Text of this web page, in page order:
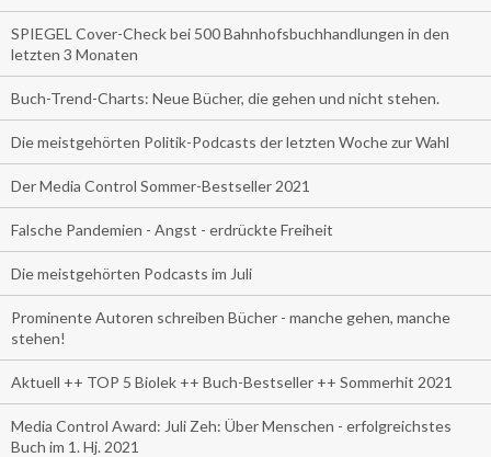
SPIEGEL Cover-Check bei 500 Bahnhofsbuchhandlungen in den
letzten 3 Monaten
Buch-Trend-Charts: Neue Bücher, die gehen und nicht stehen.
Die meistgehörten Politik-Podcasts der letzten Woche zur Wahl
Der Media Control Sommer-Bestseller 2021
Falsche Pandemien - Angst - erdrückte Freiheit
Die meistgehörten Podcasts im Juli
Prominente Autoren schreiben Bücher - manche gehen, manche
stehen!
Aktuell ++ TOP 5 Biolek ++ Buch-Bestseller ++ Sommerhit 2021
Media Control Award: Juli Zeh: Über Menschen - erfolgreichstes
Buch im 1. Hj. 2021